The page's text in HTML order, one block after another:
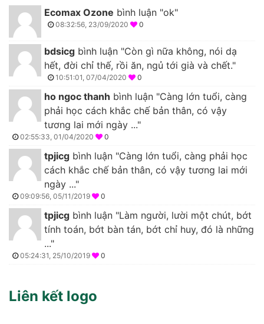
Ecomax Ozone bình luận "ok"
08:32:56, 23/09/2020 0
bdsicg bình luận "Còn gì nữa không, nói dạ
hết, đời chỉ thế, rồi ăn, ngủ tới già và chết."
10:51:01, 07/04/2020 0
ho ngoc thanh bình luận "Càng lớn tuổi, càng
phải học cách khắc chế bản thân, có vậy
tương lai mới ngày ..."
02:55:33, 01/04/2020 0
tpjicg bình luận "Càng lớn tuổi, càng phải học
cách khắc chế bản thân, có vậy tương lai mới
ngày ..."
09:09:56, 05/11/2019 0
tpjicg bình luận "Làm người, lười một chút, bớt
tính toán, bớt bàn tán, bớt chỉ huy, đó là những
..."
05:24:31, 25/10/2019 0
Liên kết logo